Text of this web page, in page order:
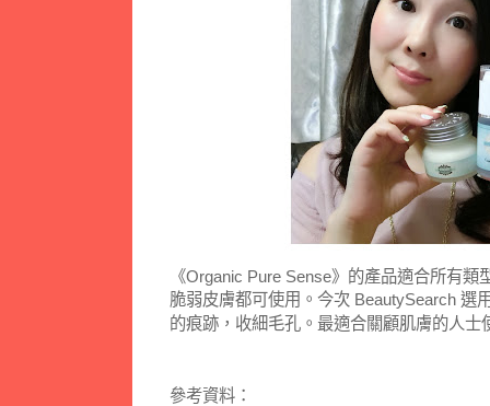
《Organic Pure Sense》的產品適合所有
脆弱皮膚都可使用。今次 BeautySearch 選
的痕跡，收細毛孔。最適合關顧肌膚的人士
參考資料：